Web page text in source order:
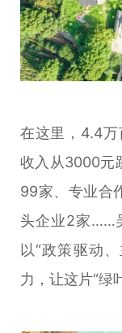
在这里，4.4万
收入从3000元
99家、专业合
头企业2家……
以“政策驱动
力，让这片“绿